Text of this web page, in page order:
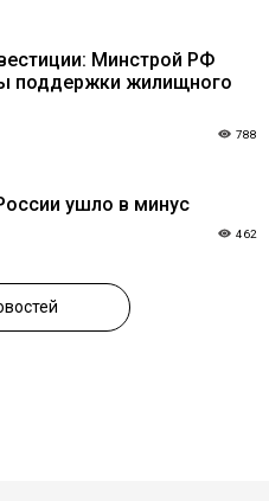
Минстрой РФ
поддержки жилищного
788
ушло в минус
462